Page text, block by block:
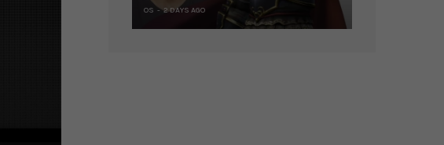
OS 2 DAYS AGO